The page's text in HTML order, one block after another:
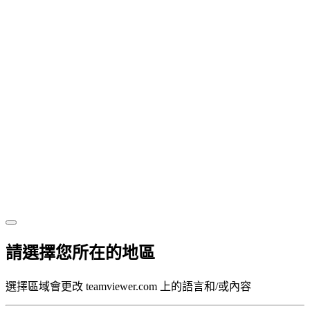
請選擇您所在的地區
選擇區域會更改 teamviewer.com 上的語言和/或內容